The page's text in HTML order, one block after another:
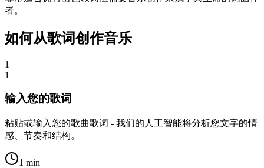
者。
如何从歌词创作音乐
1
1
输入您的歌词
粘贴或输入您的歌曲歌词 - 我们的人工智能将分析您文字的情
感、节奏和结构。
1 min